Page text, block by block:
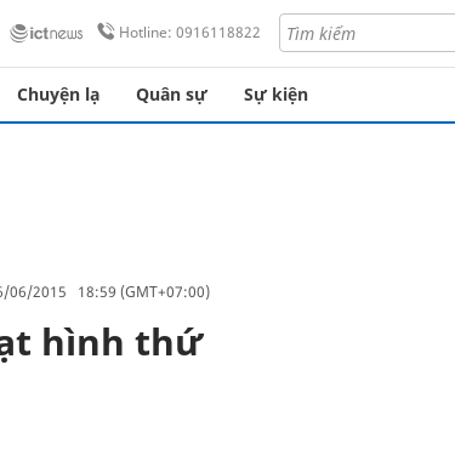
Hotline: 0916118822
Chuyện lạ Quân sự Sự kiện
06/2015 18:59 (GMT+07:00)
hình thứ